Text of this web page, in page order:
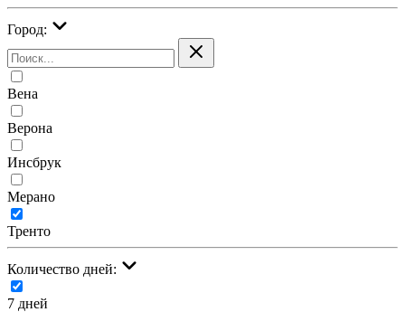
Город:
Вена
Верона
Инсбрук
Мерано
Тренто
Количество дней:
7 дней